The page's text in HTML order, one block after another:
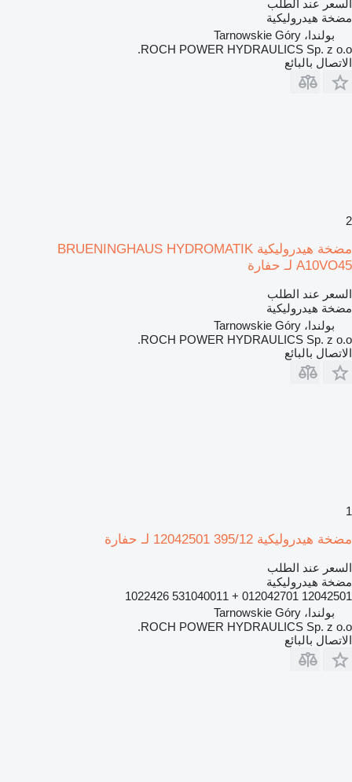
السعر عند الطلب
مضخة هيدروليكية
بولندا، Tarnowskie Góry
ROCH POWER HYDRAULICS Sp. z o.o.
الاتصال بالبائع
2
مضخة هيدروليكية BRUENINGHAUS HYDROMATIK
A10VO45 لـ حفارة
السعر عند الطلب
مضخة هيدروليكية
بولندا، Tarnowskie Góry
ROCH POWER HYDRAULICS Sp. z o.o.
الاتصال بالبائع
1
مضخة هيدروليكية 395/12 12042501 لـ حفارة
السعر عند الطلب
مضخة هيدروليكية
12042501 012042701 + 531040011 1022426
بولندا، Tarnowskie Góry
ROCH POWER HYDRAULICS Sp. z o.o.
الاتصال بالبائع